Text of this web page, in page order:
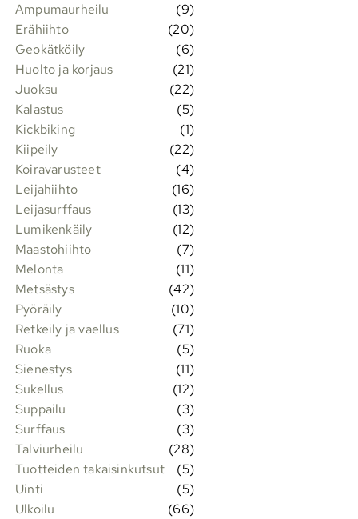
Ampumaurheilu
(9)
Erähiihto
(20)
Geokätköily
(6)
Huolto ja korjaus
(21)
Juoksu
(22)
Kalastus
(5)
Kickbiking
(1)
Kiipeily
(22)
Koiravarusteet
(4)
Leijahiihto
(16)
Leijasurffaus
(13)
Lumikenkäily
(12)
Maastohiihto
(7)
Melonta
(11)
Metsästys
(42)
Pyöräily
(10)
Retkeily ja vaellus
(71)
Ruoka
(5)
Sienestys
(11)
Sukellus
(12)
Suppailu
(3)
Surffaus
(3)
Talviurheilu
(28)
Tuotteiden takaisinkutsut
(5)
Uinti
(5)
Ulkoilu
(66)